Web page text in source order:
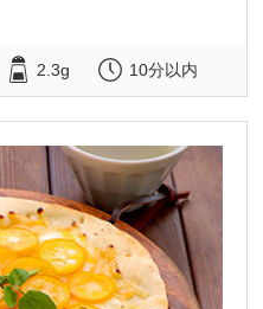
2.3g 10分以内